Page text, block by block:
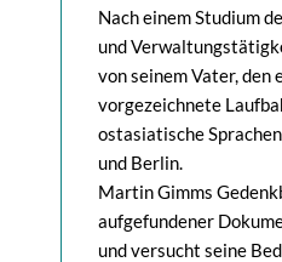
Nach einem Studium
und
von seinem Vater,
vorgezeichnete
ostasiatische
und Berlin.
Martin Gimms
aufgefundener
und versucht seine